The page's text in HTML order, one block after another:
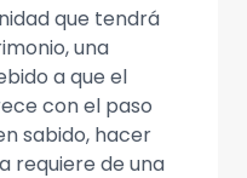
que tendrá
una
a que el
con el paso
sabido, hacer
requiere de una